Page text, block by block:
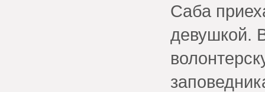
Саба
девушкой.